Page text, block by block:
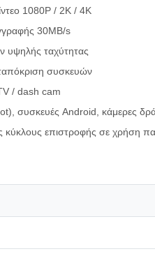
1080P / 2K / 4K
30MB/s
υψηλής ταχύτητας
συσκευών
/ dash cam
συσκευές Android, κάμερες
κύκλους επιστροφής σε χρήση